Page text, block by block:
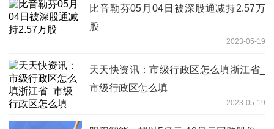
比音勒芬05月04日被深股通减持2.57万
股
2023-05-19
天天快资讯：市级行政区怎么填浙江省_
市级行政区怎么填
2023-05-19